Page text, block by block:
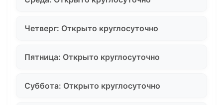
Четверг: Открыто круглосуточно
Пятница: Открыто круглосуточно
Суббота: Открыто круглосуточно